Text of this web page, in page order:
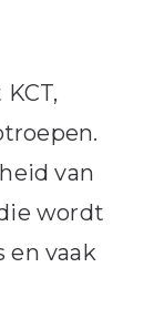
van
wordt
en vaak